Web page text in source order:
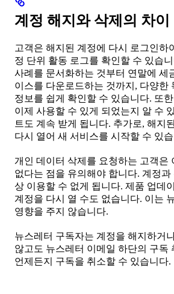
계정 해지와 삭제의 차이
고객은 해지된 계정에 다시 로그인하
정 단위 활동 로그를 확인할 수 있습
사례를 문서화하는 것부터 연말에 세
이스를 다운로드하는 것까지, 다양한
정보를 쉽게 확인할 수 있습니다. 또
이제 사용할 수 있게 되었는지 알 수
트도 계속 받게 됩니다. 추가로, 해지
다시 열어 새 서비스를 시작할 수 있
개인 데이터 삭제를 요청하는 고객은
없다는 점을 유의해야 합니다. 계정과
상 이용할 수 없게 됩니다. 제품 업데
계정을 다시 열 수도 없습니다. 이는
영향을 주지 않습니다.
뉴스레터 구독자는 계정을 해지하거
않고도 뉴스레터 이메일 하단의 구독
언제든지 구독을 취소할 수 있습니다.